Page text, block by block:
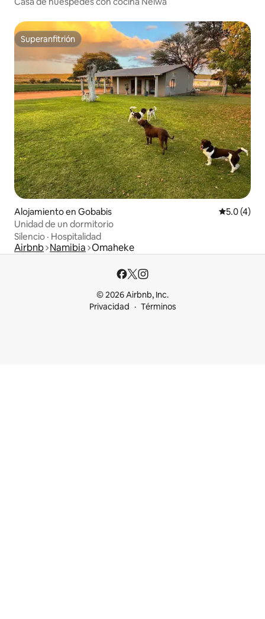
Superanfitrión
Superanfitrión
Alojamiento en Gobabis
5.0 (4)
Unidad de un dormitorio
Silencio · Hospitalidad
Airbnb Namibia Omaheke
© 2026 Airbnb, Inc.
Privacidad
Términos